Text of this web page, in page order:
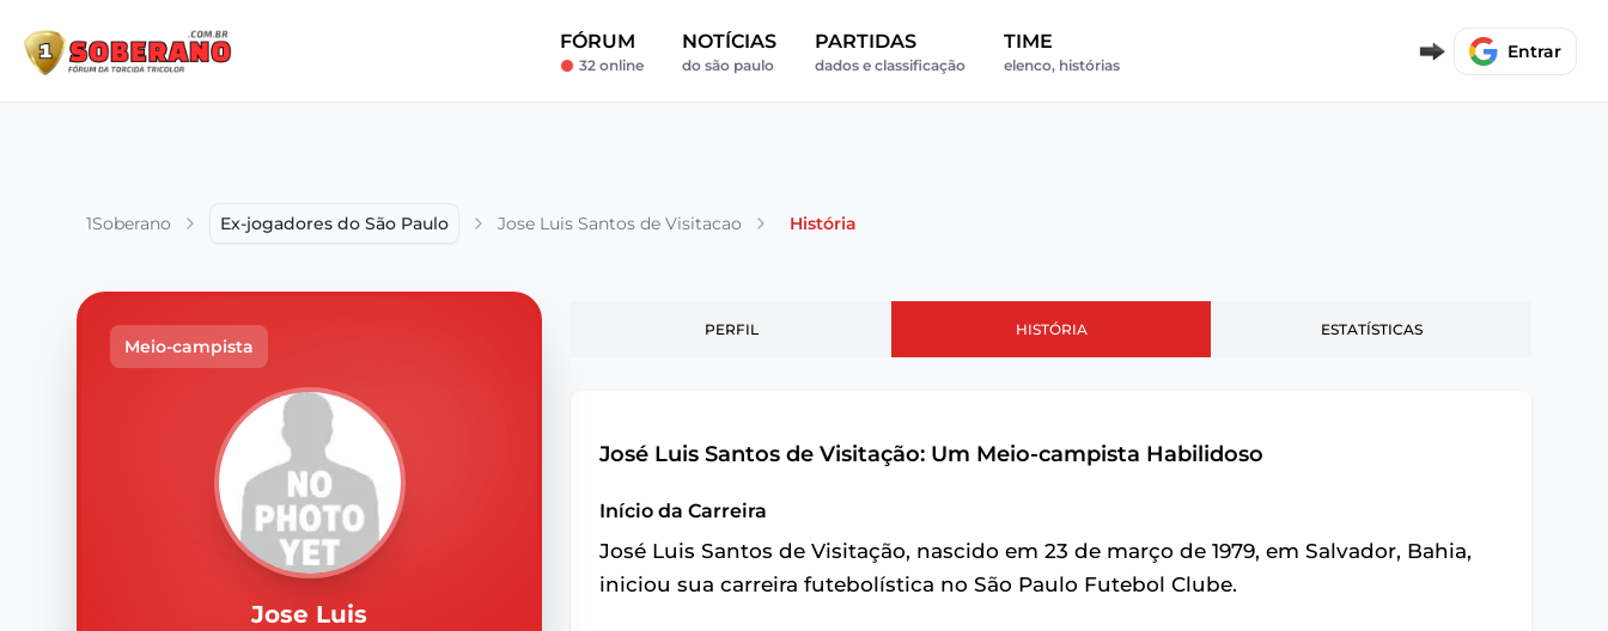
FÓRUM
32 online
NOTÍCIAS
do são paulo
PARTIDAS
dados e classificação
TIME
elenco, histórias
Entrar
1Soberano Ex-jogadores do São Paulo Jose Luis Santos de Visitacao História
Meio-campista
Jose Luis
PERFIL HISTÓRIA ESTATÍSTICAS
José Luis Santos de Visitação: Um Meio-campista Habilidoso
Início da Carreira
José Luis Santos de Visitação, nascido em 23 de março de 1979, em Salvador, Bahia,
iniciou sua carreira futebolística no São Paulo Futebol Clube.